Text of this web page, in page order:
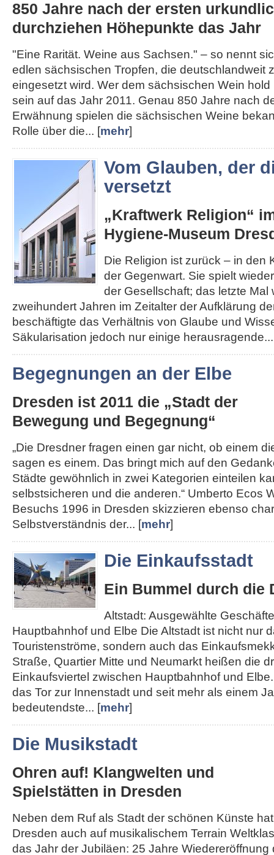
850 Jahre nach der ersten
durchziehen Höhepunkte das Jahr
"Eine Rarität. Weine aus Sachsen." – so nennt
edlen sächsischen Tropfen, die deutschlandweit
eingesetzt wird. Wer dem sächsischen Wein
sein auf das Jahr 2011. Genau 850 Jahre nach
Erwähnung spielen die sächsischen Weine
Rolle über die... [mehr]
Vom Glauben, der
versetzt
„Kraftwerk Religion“
Hygiene-Museum
Die Religion ist zurück – in den
der Gegenwart. Sie spielt
der Gesellschaft; das letzte Mal
zweihundert Jahren im Zeitalter der Aufklärung
beschäftigte das Verhältnis von Glaube und
Säkularisation jedoch nur einige
Begegnungen an der Elbe
Dresden ist 2011 die „Stadt der
Bewegung und Begegnung“
„Die Dresdner fragen einen gar nicht, ob einem
sagen es einem. Das bringt mich auf den
Städte gewöhnlich in zwei Kategorien einteilen
selbstsicheren und die anderen.“ Umberto Ecos
Besuchs 1996 in Dresden skizzieren ebenso
Selbstverständnis der... [mehr]
Die Einkaufsstadt
Ein Bummel durch die
Altstadt: Ausgewählte
Hauptbahnhof und Elbe Die Altstadt ist nicht nur
Touristenströme, sondern auch das
Straße, Quartier Mitte und Neumarkt heißen die
Einkaufsviertel zwischen Hauptbahnhof und
das Tor zur Innenstadt und seit mehr als einem
bedeutendste... [mehr]
Die Musikstadt
Ohren auf! Klangwelten und
Spielstätten in Dresden
Neben dem Ruf als Stadt der schönen Künste hat
Dresden auch auf musikalischem Terrain
das Jahr der Jubiläen: 25 Jahre Wiedereröffnung